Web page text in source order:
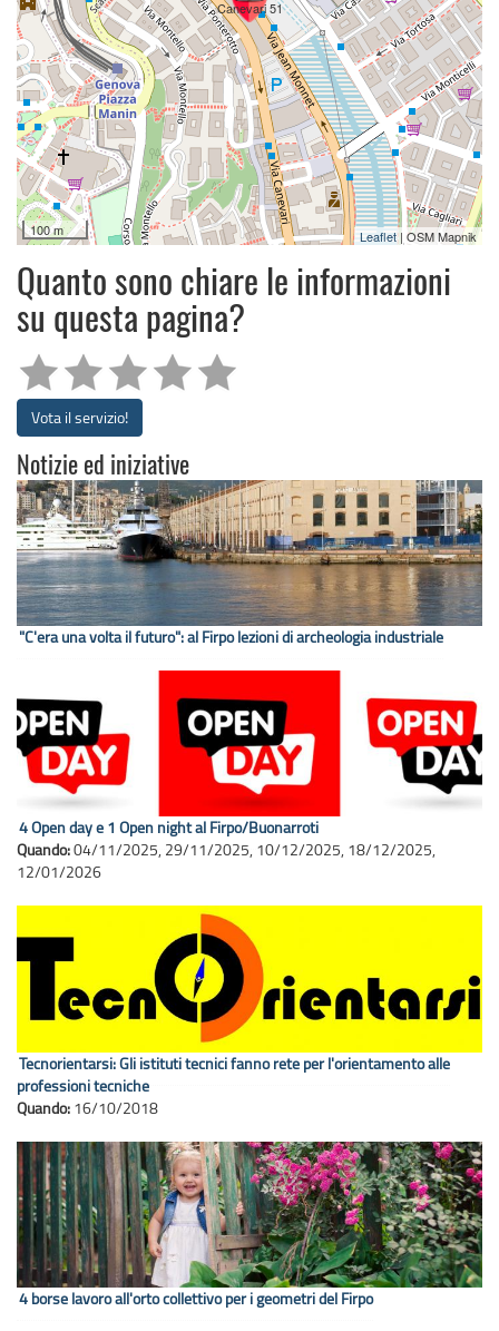
Canevari 51
100 m Leaflet| OSM Mapnik
Quanto sono chiare le informazioni
su questa pagina?
Vota il servizio!
Notizie ed iniziative
"C'era una volta il futuro": al Firpo lezioni di archeologia industriale
4 Open day e 1 Open night al Firpo/Buonarroti
Quando:04/11/2025, 29/11/2025, 10/12/2025, 18/12/2025,
12/01/2026
Tecnorientarsi: Gli istituti tecnici fanno rete per l'orientamento alle
professioni tecniche
Quando: 16/10/2018
4 borse lavoro all'orto collettivo per i geometri del Firpo